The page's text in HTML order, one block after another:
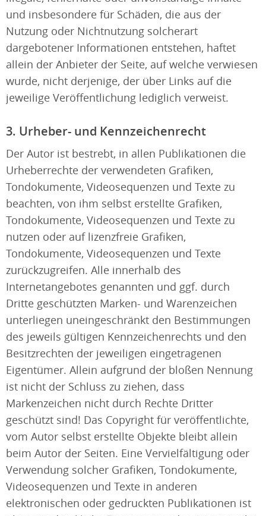
und insbesondere für Schäden, die aus der
Nutzung oder Nichtnutzung solcherart
dargebotener Informationen entstehen, haftet
allein der Anbieter der Seite, auf welche verwiesen
wurde, nicht derjenige, der über Links auf die
jeweilige Veröffentlichung lediglich verweist.
3. Urheber- und Kennzeichenrecht
Der Autor ist bestrebt, in allen Publikationen die
Urheberrechte der verwendeten Grafiken,
Tondokumente, Videosequenzen und Texte zu
beachten, von ihm selbst erstellte Grafiken,
Tondokumente, Videosequenzen und Texte zu
nutzen oder auf lizenzfreie Grafiken,
Tondokumente, Videosequenzen und Texte
zurückzugreifen. Alle innerhalb des
Internetangebotes genannten und ggf. durch
Dritte geschützten Marken- und Warenzeichen
unterliegen uneingeschränkt den Bestimmungen
des jeweils gültigen Kennzeichenrechts und den
Besitzrechten der jeweiligen eingetragenen
Eigentümer. Allein aufgrund der bloßen Nennung
ist nicht der Schluss zu ziehen, dass
Markenzeichen nicht durch Rechte Dritter
geschützt sind! Das Copyright für veröffentlichte,
vom Autor selbst erstellte Objekte bleibt allein
beim Autor der Seiten. Eine Vervielfältigung oder
Verwendung solcher Grafiken, Tondokumente,
Videosequenzen und Texte in anderen
elektronischen oder gedruckten Publikationen ist